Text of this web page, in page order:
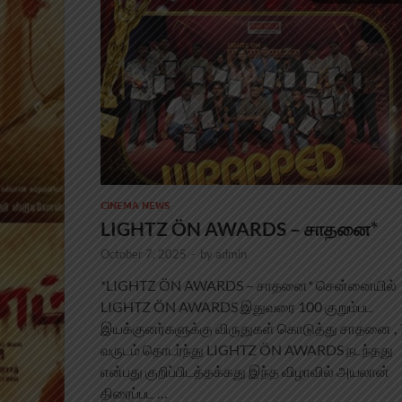
CINEMA NEWS
LIGHTZ ÖN AWARDS – சாதனை*
October 7, 2025 - by admin
*LIGHTZ ÖN AWARDS – சாதனை* சென்னையில்
LIGHTZ ÖN AWARDS இதுவரை 100 குறும்பட
இயக்குனர்களுக்கு விருதுகள் கொடுத்து சாதனை ,
வருடம் தொடர்ந்து LIGHTZ ÖN AWARDS நடந்தது
என்பது குறிப்பிடத்தக்கது இந்த விழாவில் அயலான்
திரைப்பட …